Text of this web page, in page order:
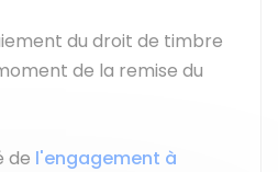
du droit de timbre
de la remise du
de l'engagement à